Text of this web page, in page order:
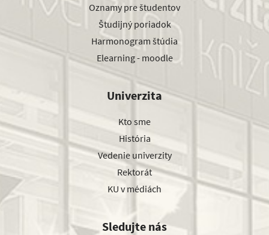
Oznamy pre študentov
Študijný poriadok
Harmonogram štúdia
Elearning - moodle
Univerzita
Kto sme
História
Vedenie univerzity
Rektorát
KU v médiách
Sledujte nás